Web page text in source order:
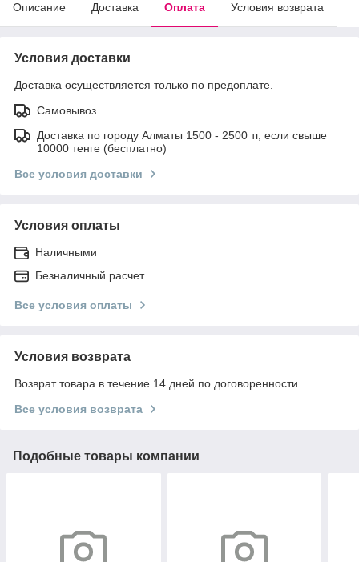
Описание Доставка Оплата Условия возврата
Условия доставки
Доставка осуществляется только по предоплате.
Самовывоз
Доставка по городу Алматы 1500 - 2500 тг, если свыше
10000 тенге (бесплатно)
Все условия доставки
Условия оплаты
Наличными
Безналичный расчет
Все условия оплаты
Условия возврата
Возврат товара в течение 14 дней по договоренности
Все условия возврата
Подобные товары компании